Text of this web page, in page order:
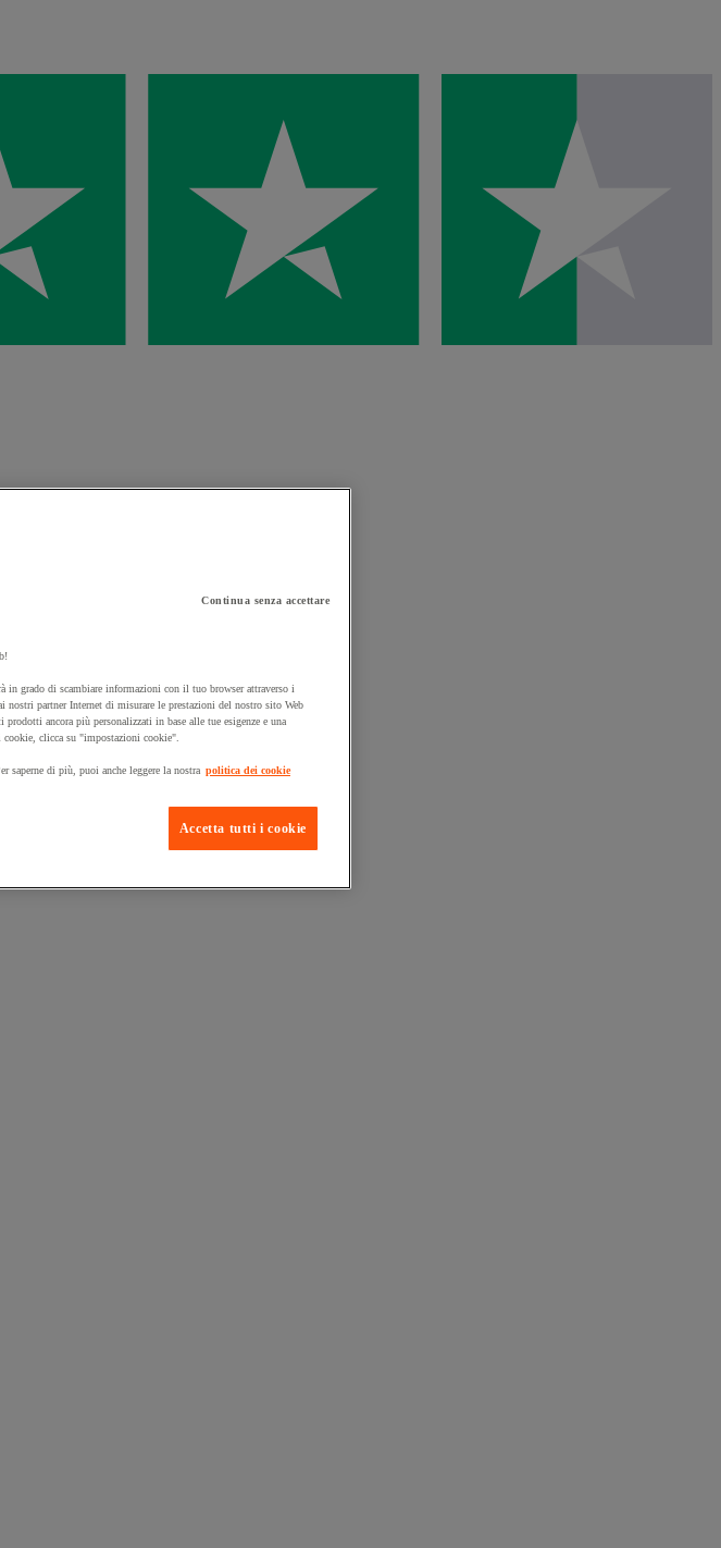
Expert
Prodotti in pronta consegna
Continua senza accettare
grado di scambiare informazioni con il tuo browser attraverso i
partner Internet di misurare le prestazioni del nostro sito Web
ancora più personalizzati in base alle tue esigenze e una
clicca su "impostazioni cookie".
saperne di più, puoi anche leggere la nostra politica dei cookie
Accetta tutti i cookie